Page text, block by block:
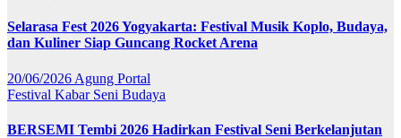
Selarasa Fest 2026 Yogyakarta: Festival Musik Koplo, Budaya,
dan Kuliner Siap Guncang Rocket Arena
20/06/2026 Agung Portal
Festival Kabar Seni Budaya
BERSEMI Tembi 2026 Hadirkan Festival Seni Berkelanjutan